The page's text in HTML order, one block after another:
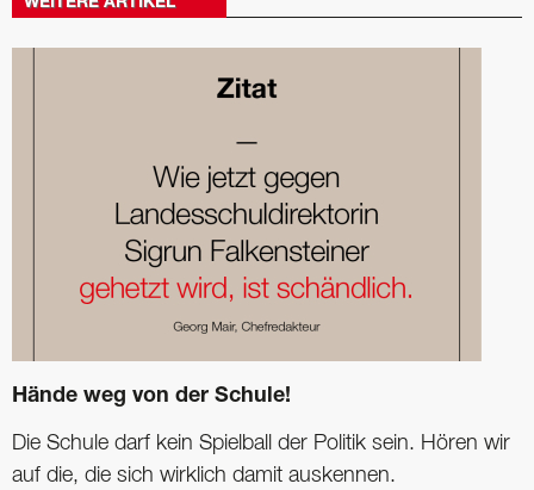
WEITERE ARTIKEL
Hände weg von der Schule!
Die Schule darf kein Spielball der Politik sein. Hören wir
auf die, die sich wirklich damit auskennen.